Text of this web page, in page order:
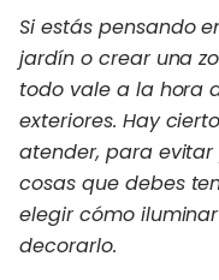
Si estás pensando
jardín o crear una
todo vale a la hora
exteriores. Hay
atender, para
cosas que debes
elegir cómo
decorarlo.